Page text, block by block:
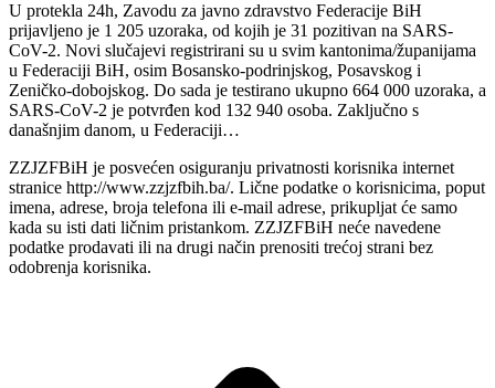
U protekla 24h, Zavodu za javno zdravstvo Federacije BiH
prijavljeno je 1 205 uzoraka, od kojih je 31 pozitivan na SARS-
CoV-2. Novi slučajevi registrirani su u svim kantonima/županijama
u Federaciji BiH, osim Bosansko-podrinjskog, Posavskog i
Zeničko-dobojskog. Do sada je testirano ukupno 664 000 uzoraka, a
SARS-CoV-2 je potvrđen kod 132 940 osoba. Zaključno s
današnjim danom, u Federaciji…
ZZJZFBiH je posvećen osiguranju privatnosti korisnika internet
stranice http://www.zzjzfbih.ba/. Lične podatke o korisnicima, poput
imena, adrese, broja telefona ili e-mail adrese, prikupljat će samo
kada su isti dati ličnim pristankom. ZZJZFBiH neće navedene
podatke prodavati ili na drugi način prenositi trećoj strani bez
odobrenja korisnika.